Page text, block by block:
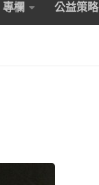
專欄 公益策略